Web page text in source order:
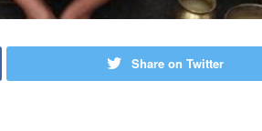
Share on Twitter